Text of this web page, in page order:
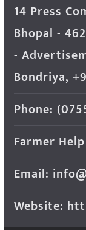
14 Press
Bhopal -
-
Bondriya,
Phone:
Farmer
Email:
Website: